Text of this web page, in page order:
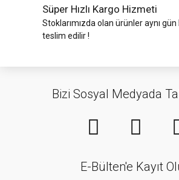
Süper Hızlı Kargo Hizmeti
Stoklarımızda olan ürünler aynı
teslim edilir !
Bizi Sosyal Medyada
E-Bülten'e Kayıt